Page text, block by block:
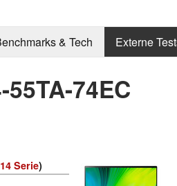
& Tech Externe
74EC
Serie)